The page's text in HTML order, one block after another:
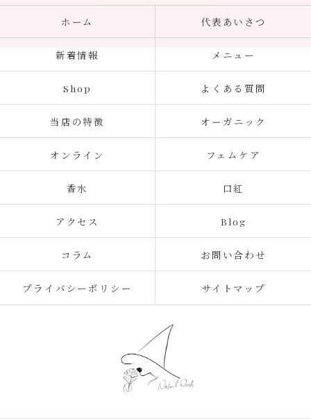
ホーム 代表あいさつ
新着情報 メニュー
Shop よくある質問
当店の特徴 オーガニック
オンライン フェムケア
香水 口紅
アクセス Blog
コラム お問い合わせ
プライバシーポリシー サイトマップ